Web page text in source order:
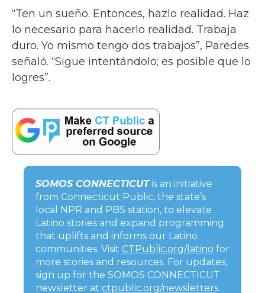
“Ten un sueño. Entonces, hazlo realidad. Haz
lo necesario para hacerlo realidad. Trabaja
duro. Yo mismo tengo dos trabajos”, Paredes
señaló. “Sigue intentándolo; es posible que lo
logres”.
SOMOS CONNECTICUTis an initiative
from Connecticut Public, the state’s
local NPR and PBS station, to elevate
Latino stories and expand programming
that uplifts and informs our Latino
communities. Visit CTPublic.org/latino for
more stories and resources. For updates,
sign up for the SOMOS CONNECTICUT
newsletter at ctpublic.org/newsletters.